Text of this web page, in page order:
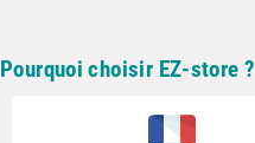
Pourquoi choisir EZ-store ?